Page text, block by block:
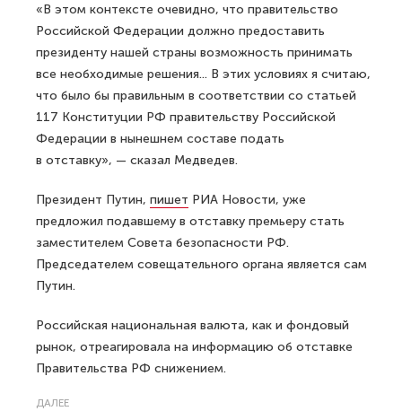
«В этом контексте очевидно, что правительство
Российской Федерации должно предоставить
президенту нашей страны возможность принимать
все необходимые решения... В этих условиях я считаю,
что было бы правильным в соответствии со статьей
117 Конституции РФ правительству Российской
Федерации в нынешнем составе подать
в отставку», — сказал Медведев.
Президент Путин, пишет РИА Новости, уже
предложил подавшему в отставку премьеру стать
заместителем Совета безопасности РФ.
Председателем совещательного органа является сам
Путин.
Российская национальная валюта, как и фондовый
рынок, отреагировала на информацию об отставке
Правительства РФ снижением.
ДАЛЕЕ